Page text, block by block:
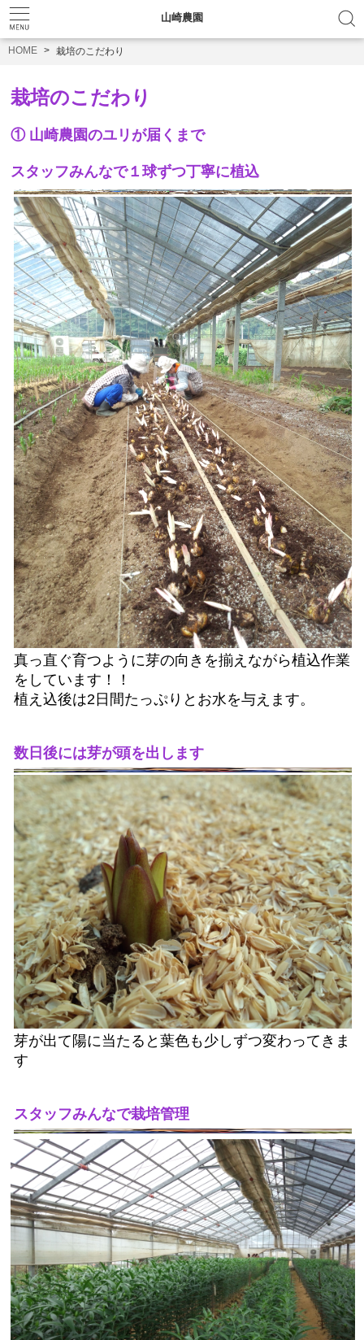
山崎農園
HOME 栽培のこだわり
栽培のこだわり
① 山崎農園のユリが届くまで
スタッフみんなで１球ずつ丁寧に植込
真っ直ぐ育つように芽の向きを揃えながら植込作業
をしています！！
植え込後は2日間たっぷりとお水を与えます。
数日後には芽が頭を出します
芽が出て陽に当たると葉色も少しずつ変わってきま
す
スタッフみんなで栽培管理